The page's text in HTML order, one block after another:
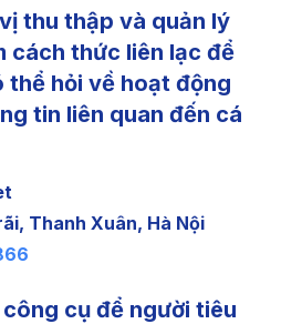
thu thập và quản lý
cách thức liên lạc để
thể hỏi về hoạt động
tin liên quan đến cá
Thanh Xuân, Hà Nội
cụ để người tiêu